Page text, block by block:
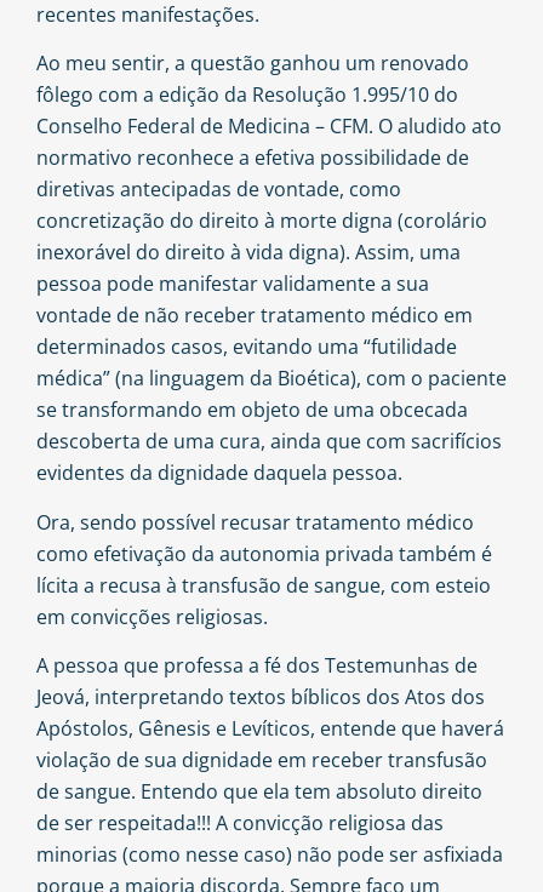
recentes manifestações.
Ao meu sentir, a questão ganhou um renovado
fôlego com a edição da Resolução 1.995/10 do
Conselho Federal de Medicina – CFM. O aludido ato
normativo reconhece a efetiva possibilidade de
diretivas antecipadas de vontade, como
concretização do direito à morte digna (corolário
inexorável do direito à vida digna). Assim, uma
pessoa pode manifestar validamente a sua
vontade de não receber tratamento médico em
determinados casos, evitando uma “futilidade
médica” (na linguagem da Bioética), com o paciente
se transformando em objeto de uma obcecada
descoberta de uma cura, ainda que com sacrifícios
evidentes da dignidade daquela pessoa.
Ora, sendo possível recusar tratamento médico
como efetivação da autonomia privada também é
lícita a recusa à transfusão de sangue, com esteio
em convicções religiosas.
A pessoa que professa a fé dos Testemunhas de
Jeová, interpretando textos bíblicos dos Atos dos
Apóstolos, Gênesis e Levíticos, entende que haverá
violação de sua dignidade em receber transfusão
de sangue. Entendo que ela tem absoluto direito
de ser respeitada!!! A convicção religiosa das
minorias (como nesse caso) não pode ser asfixiada
porque a maioria discorda. Sempre faço um